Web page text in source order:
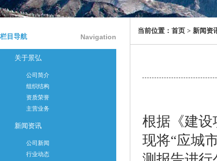
Navigation
栏目导航
关于景弘
公司简介
组织结构
资质荣誉
主营业务
新闻资讯
公司新闻
行业动态
当前位置： 首页 > 新闻资
根据《建
现将“应城